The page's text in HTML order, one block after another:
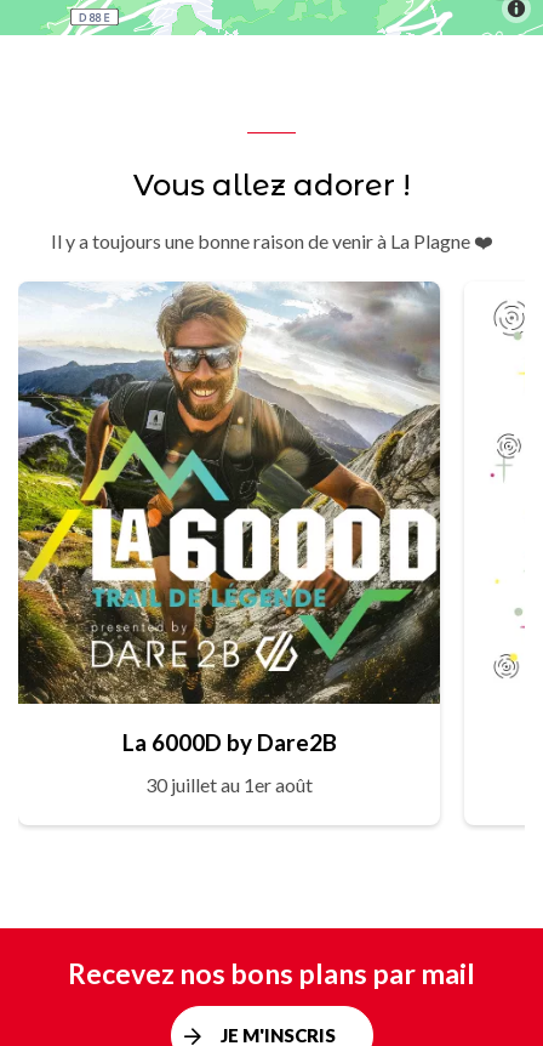
Vous allez adorer !
Il y a toujours une bonne raison de venir à La Plagne ❤️
La 6000D by Dare2B
30 juillet au 1er août
Recevez nos bons plans par mail
JE M'INSCRIS